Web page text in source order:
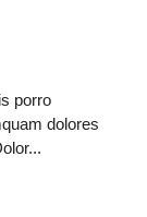
porro
dolores